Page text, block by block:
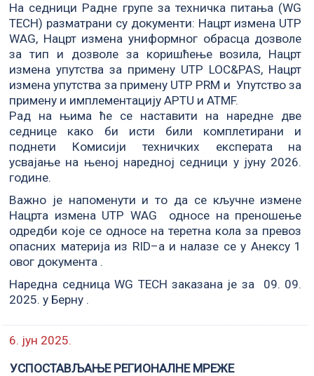
На седници Радне групе за техничка питања (WG
TECH) разматрани су документи: Нацрт измена UTP
WAG, Нацрт измена униформног обрасца дозволе
за тип и дозволе за коришћење возила, Нацрт
измена упутства за примену UTP LOC&PAS, Нацрт
измена упутства за примену UTP PRM и Упутство за
примену и имплементацију APTU и ATMF.
Рад на њима ће се наставити на наредне две
седнице како би исти били комплетирани и
поднети Комисији техничких експерата на
усвајање на њеној наредној седници у јуну 2026.
године.
Важно је напоменути и то да се кључне измене
Нацрта измена UTP WAG односе на преношење
одредби које се односе на теретна кола за превоз
опасних материја из RID–а и налазе се у Анексу 1
овог документа .
Наредна седница WG TECH заказана је за 09. 09.
2025. у Берну .
6. јун 2025.
УСПОСТАВЉАЊЕ РЕГИОНАЛНЕ МРЕЖЕ